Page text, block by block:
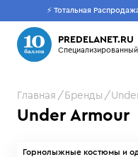
⚡ Тотальная
PREDELANET.RU
Пусто
Что будем искать?
Главная Бренды
Under Armour
Горнолыжные костюмы и